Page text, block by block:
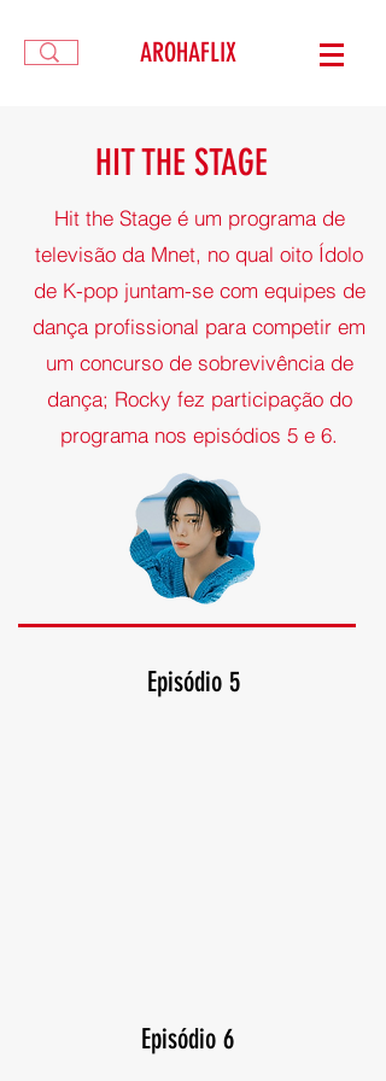
AROHAFLIX
HIT THE STAGE
Hit the Stage é um programa de
televisão da Mnet, no qual oito Ídolo
de K-pop juntam-se com equipes de
dança profissional para competir em
um concurso de sobrevivência de
dança; Rocky fez participação do
programa nos episódios 5 e 6.
Episódio 5
Episódio 6